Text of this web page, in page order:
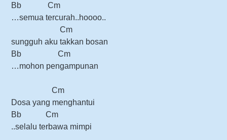
Bb Cm
…semua tercurah..hoooo..
Cm
sungguh aku takkan bosan
Bb Cm
…mohon pengampunan
Cm
Dosa yang menghantui
Bb Cm
..selalu terbawa mimpi